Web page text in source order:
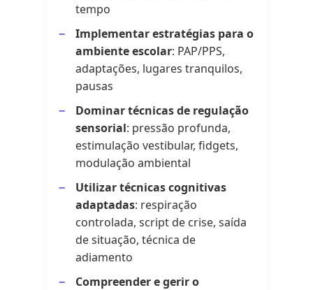
tempo
Implementar estratégias para o
ambiente escolar: PAP/PPS,
adaptações, lugares tranquilos,
pausas
Dominar técnicas de regulação
sensorial: pressão profunda,
estimulação vestibular, fidgets,
modulação ambiental
Utilizar técnicas cognitivas
adaptadas: respiração
controlada, script de crise, saída
de situação, técnica de
adiamento
Compreender e gerir o